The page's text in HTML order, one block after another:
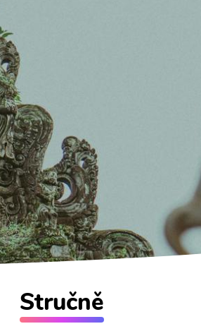
Stručně